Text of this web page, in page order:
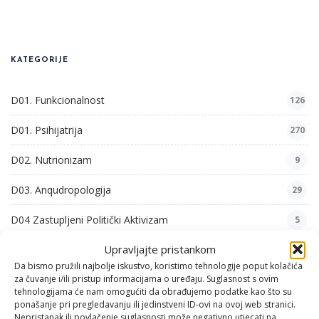
Upravljajte pristankom
Da bismo pružili najbolje iskustvo, koristimo tehnologije poput kolačića
za čuvanje i/ili pristup informacijama o uređaju. Suglasnost s ovim
tehnologijama će nam omogućiti da obrađujemo podatke kao što su
ponašanje pri pregledavanju ili jedinstveni ID-ovi na ovoj web stranici.
KATEGORIJE
D01. Funkcionalnost 126
D01. Psihijatrija 270
D02. Nutrionizam 9
D03. Anqudropologija 29
D04 Zastupljeni Politički Aktivizam 5
5
D06. Majstor
D07 Programiranje 73